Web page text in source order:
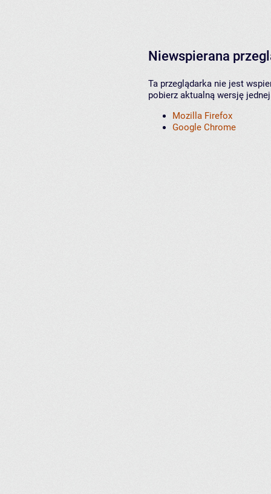
Niewspierana
Ta przeglądarka nie jest
pobierz aktualną wersję
Mozilla Firefox
Google Chrome